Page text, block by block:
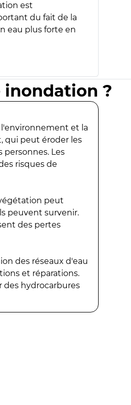
est
du fait de la
eau plus forte en
inondation ?
et la
qui peut éroder les
Les
risques de
peut
peuvent survenir.
des pertes
des réseaux d'eau
et réparations.
des hydrocarbures